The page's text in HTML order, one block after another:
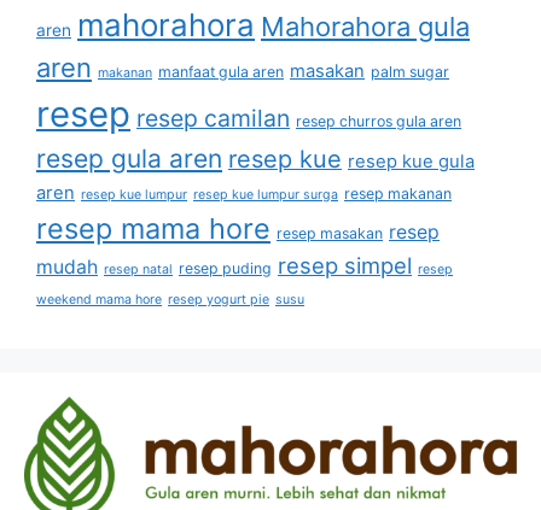
aren mahorahora Mahorahora gula
aren makanan manfaat gula aren masakan palm sugar
resep resep camilan resep churros gula aren
resep gula aren resep kue resep kue gula
aren resep kue lumpur resep kue lumpur surga resep makanan
resep mama hore resep masakan resep
mudah resep natal resep puding resep simpel resep
weekend mama hore resep yogurt pie susu